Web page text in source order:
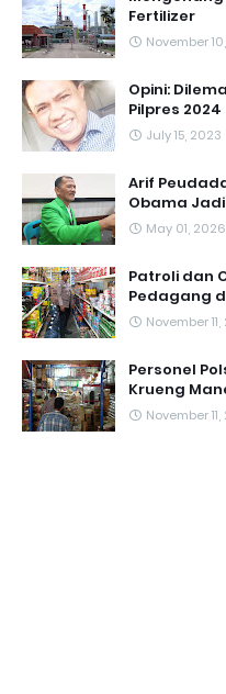
Fertilizer
November
Opini:
Pilpres 2024
July 15, 2023
Arif
Obama Jadi
May 01, 2026
Patroli dan
Pedagang
November
Personel
Krueng
November